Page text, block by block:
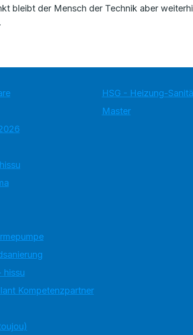
bleibt der Mensch der Technik aber
hissu
Kompetenzpartner
HSG - Heizung-
Master